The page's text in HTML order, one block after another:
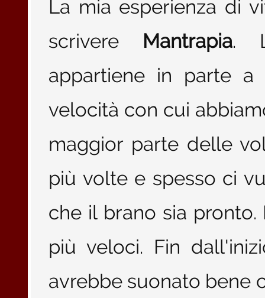
La mia esperienza di
scrivere Mantrapia.
appartiene in parte a
velocità con cui
maggior parte delle
più volte e spesso ci
che il brano sia
più veloci. Fin
avrebbe suonato bene